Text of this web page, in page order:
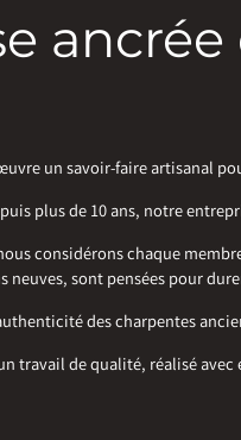
un savoir-faire artisanal
plus de 10 ans, notre
considérons chaque
sont pensées pour
des charpentes
travail de qualité, réalisé